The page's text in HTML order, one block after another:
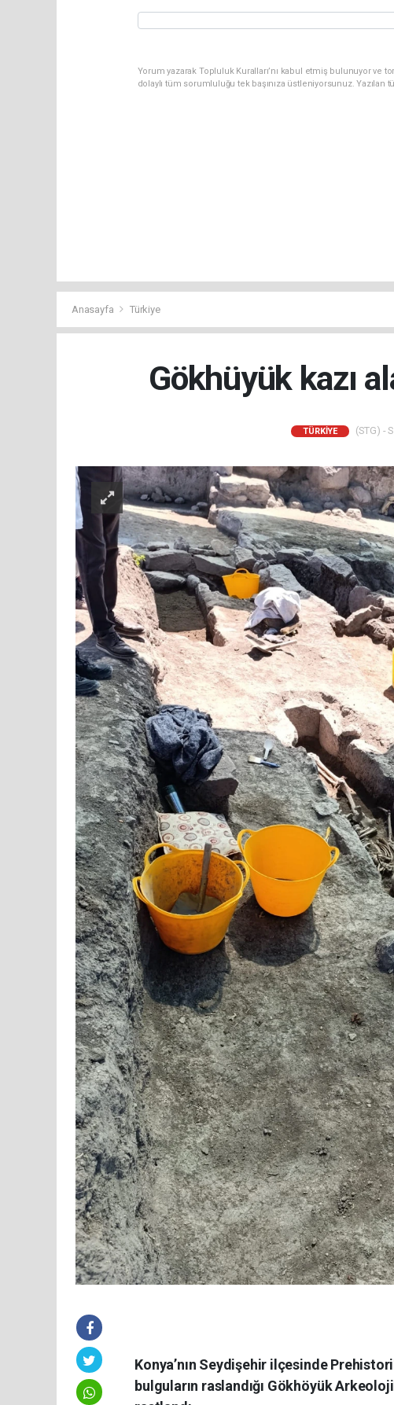
Yorum yazarak Topluluk Kuralları’nı kabul etmiş bulunuyor ve
dolaylı tüm sorumluluğu tek başınıza üstleniyorsunuz.
Anasayfa Türkiye
Gökhüyük kazı
TÜRKIYE (STG) -
Konya’nın Seydişehir ilçesinde
bulguların raslandığı Gökhöyük